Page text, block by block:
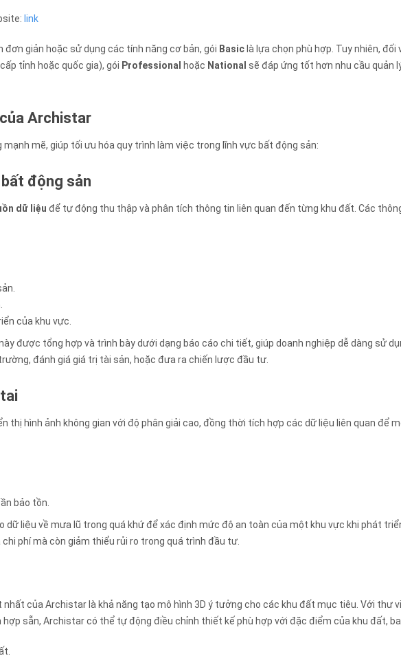
link
đơn giản hoặc sử dụng các tính năng cơ bản, gói Basic là lựa chọn phù hợp. Tuy nhiên, đối
tỉnh hoặc quốc gia), gói Professional hoặc National sẽ đáp ứng tốt hơn nhu cầu quản
Archistar
mẽ, giúp tối ưu hóa quy trình làm việc trong lĩnh vực bất động sản:
động sản
dữ liệu để tự động thu thập và phân tích thông tin liên quan đến từng khu đất. Các
của khu vực.
được tổng hợp và trình bày dưới dạng báo cáo chi tiết, giúp doanh nghiệp dễ dàng sử
đánh giá giá trị tài sản, hoặc đưa ra chiến lược đầu tư.
thị hình ảnh không gian với độ phân giải cao, đồng thời tích hợp các dữ liệu liên quan để
bảo tồn.
dữ liệu về mưa lũ trong quá khứ để xác định mức độ an toàn của một khu vực khi phát
phí mà còn giảm thiểu rủi ro trong quá trình đầu tư.
của Archistar là khả năng tạo mô hình 3D ý tưởng cho các khu đất mục tiêu. Với thư
sẵn, Archistar có thể tự động điều chỉnh thiết kế phù hợp với đặc điểm của khu đất,